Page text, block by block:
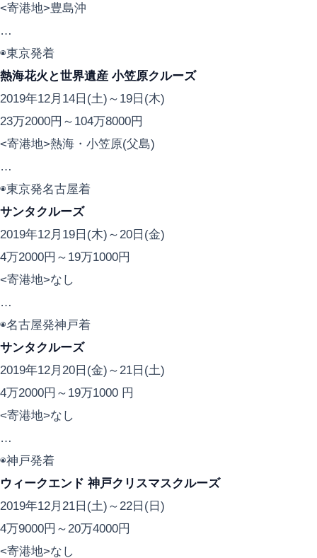
<寄港地>豊島沖
…
◉東京発着
熱海花火と世界遺産 小笠原クルーズ
2019年12月14日(土)～19日(木)
23万2000円～104万8000円
<寄港地>熱海・小笠原(父島)
…
◉東京発名古屋着
サンタクルーズ
2019年12月19日(木)～20日(金)
4万2000円～19万1000円
<寄港地>なし
…
◉名古屋発神戸着
サンタクルーズ
2019年12月20日(金)～21日(土)
4万2000円～19万1000 円
<寄港地>なし
…
◉神戸発着
ウィークエンド 神戸クリスマスクルーズ
2019年12月21日(土)～22日(日)
4万9000円～20万4000円
<寄港地>なし